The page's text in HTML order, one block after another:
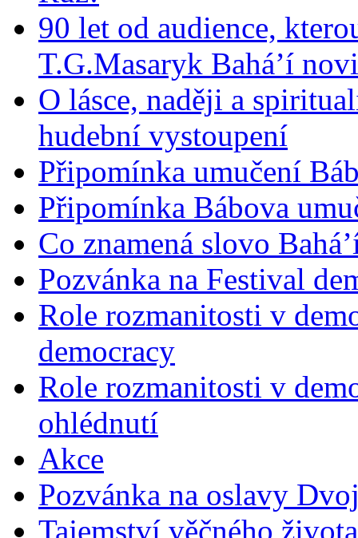
90 let od audience,
T.G.Masaryk Bahá’í
O lásce, naději a
hudební vystoupení
Připomínka umučení
Připomínka Bábova
Co znamená slovo
Pozvánka na Festival
Role rozmanitosti v
democracy
Role rozmanitosti v
ohlédnutí
Akce
Pozvánka na oslavy
Tajemství věčného života